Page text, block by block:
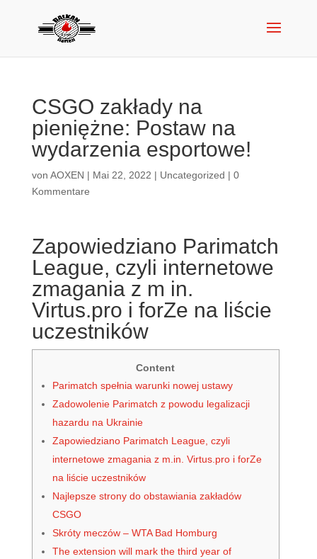
CSGO zakłady na
pieniężne: Postaw na
wydarzenia esportowe!
von AOXEN | Mai 22, 2022 | Uncategorized | 0
Kommentare
Zapowiedziano Parimatch
League, czyli internetowe
zmagania z m in.
Virtus.pro i forZe na liście
uczestników
Content
Parimatch spełnia warunki nowej ustawy
Zadowolenie Parimatch z powodu legalizacji
hazardu na Ukrainie
Zapowiedziano Parimatch League, czyli
internetowe zmagania z m.in. Virtus.pro i forZe
na liście uczestników
Najlepsze strony do obstawiania zakładów
CSGO
Skróty meczów – WTA Bad Homburg
The extension will mark the third year of